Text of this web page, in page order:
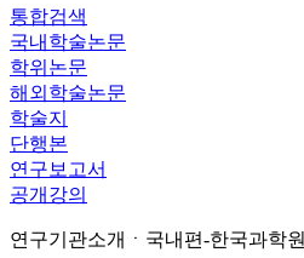
통합검색
국내학술논문
학위논문
해외학술논문
학술지
단행본
연구보고서
공개강의
연구기관소개ㆍ국내편-한국과학원